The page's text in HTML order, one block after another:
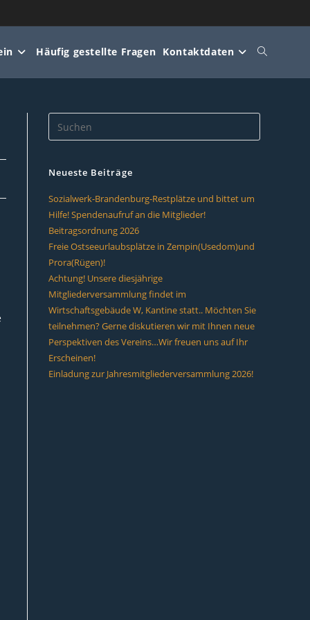
Häufig gestellte Fragen Kontaktdaten Website-
Neueste Beiträge
Sozialwerk-Brandenburg-Restplätze und bittet um
Hilfe! Spendenaufruf an die Mitglieder!
Beitragsordnung 2026
Freie Ostseeurlaubsplätze in Zempin(Usedom)und
Prora(Rügen)!
Achtung! Unsere diesjährige
Mitgliederversammlung findet im
Wirtschaftsgebäude W, Kantine statt.. Möchten Sie
teilnehmen? Gerne diskutieren wir mit Ihnen neue
Perspektiven des Vereins…Wir freuen uns auf Ihr
Erscheinen!
Einladung zur Jahresmitgliederversammlung 2026!